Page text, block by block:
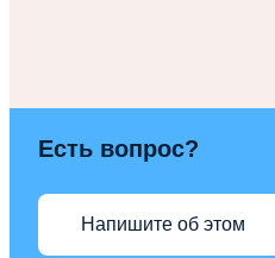
Есть вопрос?
Напишите об этом